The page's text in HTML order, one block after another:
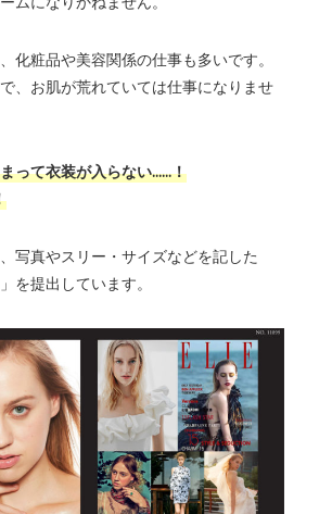
化粧品や美容関係の仕事も多いです。
、お肌が荒れていては仕事になりませ
って衣装が入らない……！
写真やスリー・サイズなどを記した
」を提出しています。